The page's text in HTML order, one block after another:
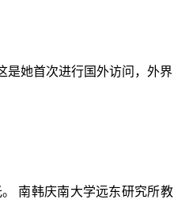
是她首次进行国外访问，外界
南韩庆南大学远东研究所教